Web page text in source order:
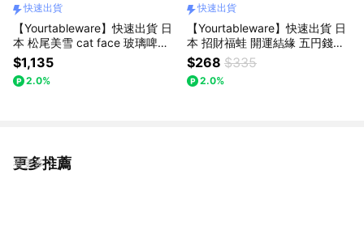
快速出貨
【Yourtableware】快速出貨 日
本 松尾美雪 cat face 玻璃啤酒
杯 三入組
$1,135
2.0%
快速出貨
【Yourtableware】快速出貨 日
本 招財福蛙 開運結緣 五円錢母
吊飾 兩入組（錢母經鎌倉錢洗弁
財天淨化過）好運隨身 禮物獨家
$268 $335
2.0%
更多推薦
看更多